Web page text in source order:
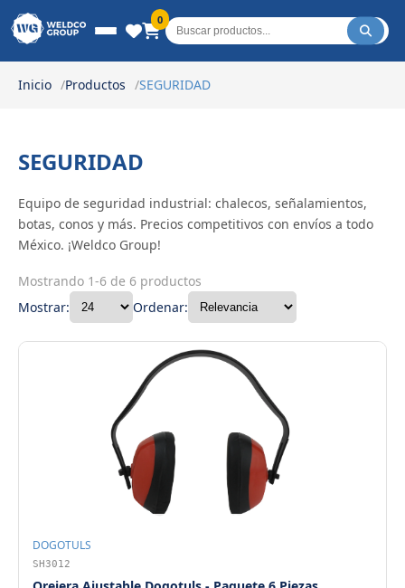
Weldco Group.
0
Inicio Productos SEGURIDAD
SEGURIDAD
Equipo de seguridad industrial: chalecos, señalamientos,
botas, conos y más. Precios competitivos con envíos a todo
México. ¡Weldco Group!
Mostrando 1-6 de 6 productos
Mostrar:
Ordenar:
DOGOTULS
SH3012